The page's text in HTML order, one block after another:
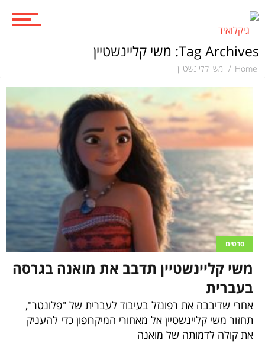
ביקורות סרטים
משחקים
ביקורות משחקים
ספרים וקומיקס
וכל השאר
Tag Archives: משי קליינשטיין
Home משי קליינשטיין
סרטים
משי קליינשטיין תדבב את מואנה בגרסה
בעברית
אחרי שדיבבה את רפונזל בעיבוד לעברית של "פלונטר",
תחזור משי קליינשטיין אל מאחורי המיקרופון כדי להעניק
את קולה לדמותה של מואנה